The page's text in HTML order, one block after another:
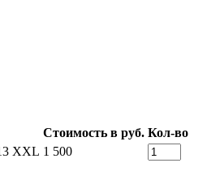
Стоимость в руб. Кол-во
XXL 1 500